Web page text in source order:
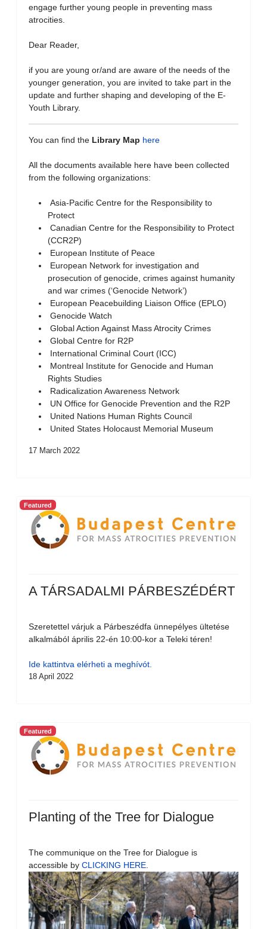
engage further young people in preventing mass
atrocities.
Dear Reader,
if you are young or/and are aware of the needs of the
younger generation, you are invited to take part in the
update and further shaping and developing of the E-
Youth Library.
You can find the Library Map here
All the documents available here have been collected
from the following organizations:
Asia-Pacific Centre for the Responsibility to
Protect
Canadian Centre for the Responsibility to Protect
(CCR2P)
European Institute of Peace
European Network for investigation and
prosecution of genocide, crimes against humanity
and war crimes (‘Genocide Network’)
European Peacebuilding Liaison Office (EPLO)
Genocide Watch
Global Action Against Mass Atrocity Crimes
Global Centre for R2P
International Criminal Court (ICC)
Montreal Institute for Genocide and Human
Rights Studies
Radicalization Awareness Network
UN Office for Genocide Prevention and the R2P
United Nations Human Rights Council
United States Holocaust Memorial Museum
17 March 2022
Featured
A TÁRSADALMI PÁRBESZÉDÉRT
Szeretettel várjuk a Párbeszédfa ünnepélyes ültetése
alkalmából április 22-én 10:00-kor a Teleki téren!
Ide kattintva elérheti a meghívót.
18 April 2022
Featured
Planting of the Tree for Dialogue
The communique on the Tree for Dialogue is
accessible by CLICKING HERE